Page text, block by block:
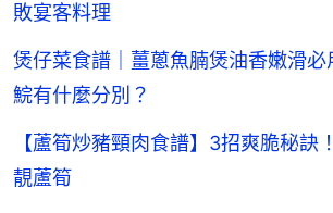
敗宴客料理
煲仔菜食譜｜薑蔥魚腩煲油香嫩滑
鯇有什麼分別？
【蘆筍炒豬頸肉食譜】3招爽脆秘訣
靚蘆筍